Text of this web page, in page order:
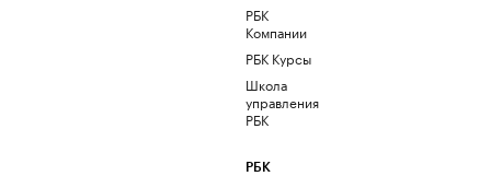
РБК
Компании
РБК Курсы
Школа
управления
РБК
РБК